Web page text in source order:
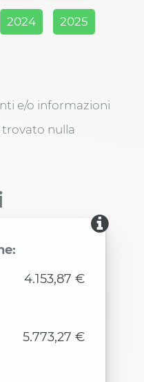
2024 2025
e/o informazioni
nulla
4.153,87 €
5.773,27 €